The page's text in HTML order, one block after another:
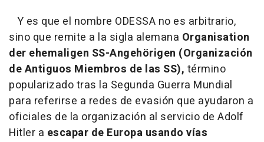
Y es que el nombre ODESSA no es arbitrario,
sino que remite a la sigla alemana Organisation
der ehemaligen SS-Angehörigen (Organización
de Antiguos Miembros de las SS), término
popularizado tras la Segunda Guerra Mundial
para referirse a redes de evasión que ayudaron a
oficiales de la organización al servicio de Adolf
Hitler a escapar de Europa usando vías